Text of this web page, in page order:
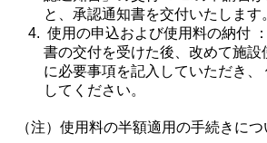
と、承認通知書を交付いたします
書の交付を受けた後、改めて施設
に必要事項を記入していただき、
してください。
（注）使用料の半額適用の手続きに